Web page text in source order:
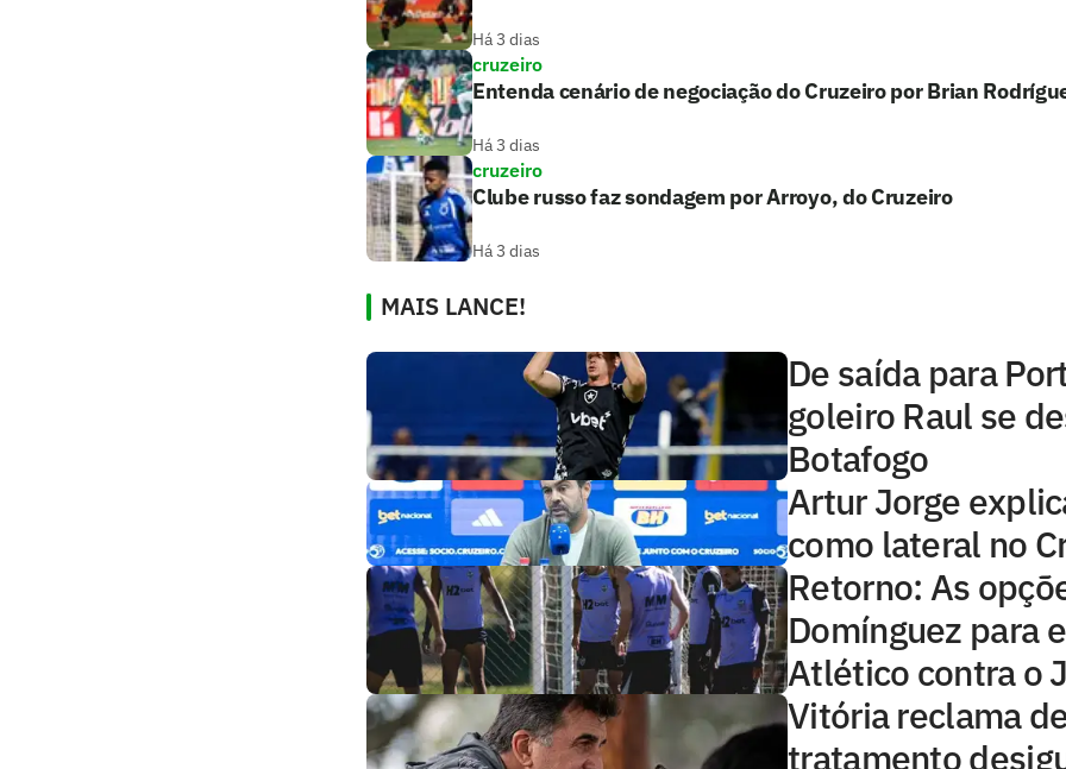
Há 3 dias
cruzeiro
Entenda cenário de negociação do Cruzeiro por Brian
Há 3 dias
cruzeiro
Clube russo faz sondagem por Arroyo, do Cruzeiro
Há 3 dias
MAIS LANCE!
De saída para
goleiro Raul se
Botafogo
Artur Jorge
como lateral no
Retorno: As
Domínguez para
Atlético contra o
Vitória reclama
tratamento